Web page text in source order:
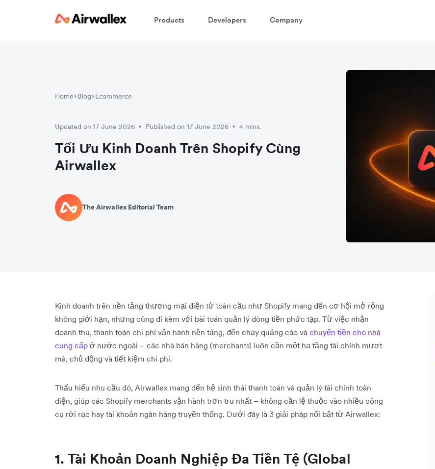
Products Developers Company
Home Blog Ecommerce
Updated on 17 June 2026 • Published on 17 June 2026 • 4 mins.
Tối Ưu Kinh Doanh Trên Shopify Cùng
Airwallex
The Airwallex Editorial Team
Kinh doanh trên nền tảng thương mại điện tử toàn cầu như Shopify mang đến cơ hội mở rộng
không giới hạn, nhưng cũng đi kèm với bài toán quản lý dòng tiền phức tạp. Từ việc nhận
doanh thu, thanh toán chi phí vận hành nền tảng, đến chạy quảng cáo và chuyển tiền cho nhà
cung cấp ở nước ngoài – các nhà bán hàng (merchants) luôn cần một hạ tầng tài chính mượt
mà, chủ động và tiết kiệm chi phí.
Thấu hiểu nhu cầu đó, Airwallex mang đến hệ sinh thái thanh toán và quản lý tài chính toàn
diện, giúp các Shopify merchants vận hành trơn tru nhất – không cần lệ thuộc vào nhiều công
cụ rời rạc hay tài khoản ngân hàng truyền thống. Dưới đây là 3 giải pháp nổi bật từ Airwallex:
1. Tài Khoản Doanh Nghiệp Đa Tiền Tệ (Global